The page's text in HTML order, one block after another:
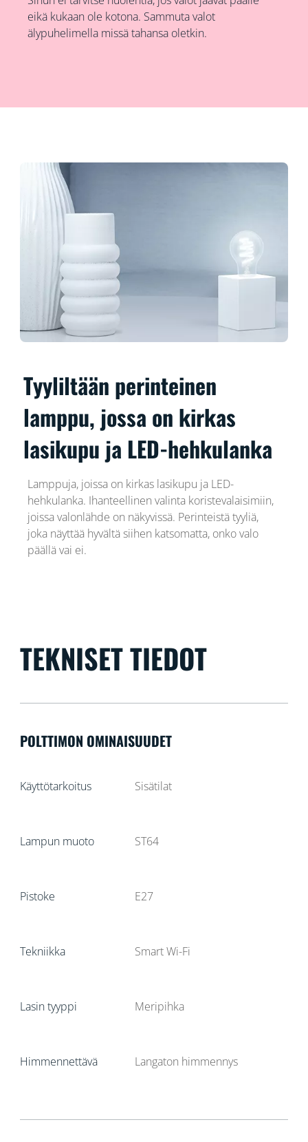
eikä kukaan ole kotona. Sammuta valot
älypuhelimella missä tahansa oletkin.
Tyyliltään perinteinen
lamppu, jossa on kirkas
lasikupu ja LED-hehkulanka
Lamppuja, joissa on kirkas lasikupu ja LED-
hehkulanka. Ihanteellinen valinta koristevalaisimiin,
joissa valonlähde on näkyvissä. Perinteistä tyyliä,
joka näyttää hyvältä siihen katsomatta, onko valo
päällä vai ei.
TEKNISET TIEDOT
POLTTIMON OMINAISUUDET
Käyttötarkoitus Sisätilat
Lampun muoto ST64
Pistoke E27
Tekniikka Smart Wi-Fi
Lasin tyyppi Meripihka
Himmennettävä Langaton himmennys